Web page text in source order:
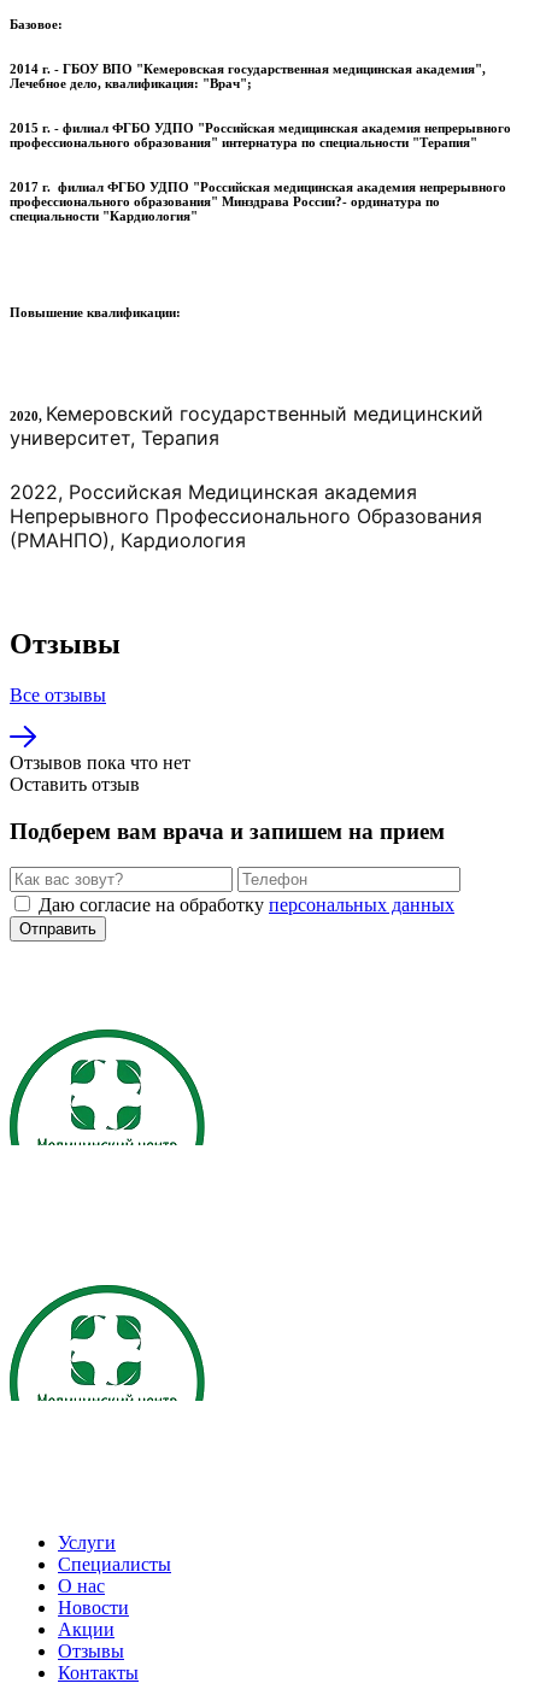
Базовое:
2014 г. - ГБОУ ВПО "Кемеровская государственная медицинская академия",
Лечебное дело, квалификация: "Врач";
2015 г. - филиал ФГБО УДПО "Российская медицинская академия непрерывного
профессионального образования" интернатура по специальности "Терапия"
2017 г. филиал ФГБО УДПО "Российская медицинская академия непрерывного
профессионального образования" Минздрава России?- ординатура по
специальности "Кардиология"
Повышение квалификации:
2020, Кемеровский государственный медицинский
университет, Терапия
2022, Российская Медицинская академия
Непрерывного Профессионального Образования
(РМАНПО), Кардиология
Отзывы
Все отзывы
Отзывов пока что нет
Оставить отзыв
Подберем вам врача и запишем на прием
Даю согласие на обработку персональных данных
Отправить
Услуги
Специалисты
О нас
Новости
Акции
Отзывы
Контакты